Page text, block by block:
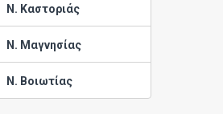
Ν. Καστοριάς
Ν. Μαγνησίας
Ν. Βοιωτίας